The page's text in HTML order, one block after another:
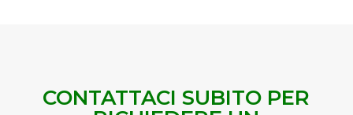
CONTATTACI SUBITO PER